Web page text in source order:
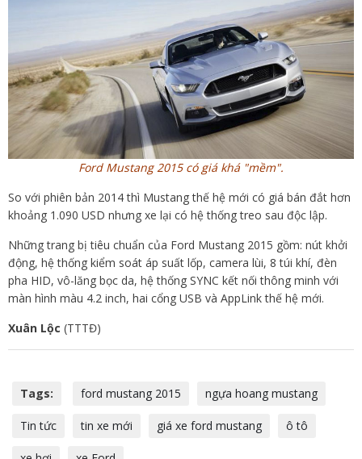
Ford Mustang 2015 có giá khá "mềm".
So với phiên bản 2014 thì Mustang thế hệ mới có giá bán đắt hơn
khoảng 1.090 USD nhưng xe lại có hệ thống treo sau độc lập.
Những trang bị tiêu chuẩn của Ford Mustang 2015 gồm: nút khởi
động, hệ thống kiểm soát áp suất lốp, camera lùi, 8 túi khí, đèn
pha HID, vô-lăng bọc da, hệ thống SYNC kết nối thông minh với
màn hình màu 4.2 inch, hai cổng USB và AppLink thế hệ mới.
Xuân Lộc (TTTĐ)
Tags: ford mustang 2015 ngựa hoang mustang
Tin tức tin xe mới giá xe ford mustang ô tô